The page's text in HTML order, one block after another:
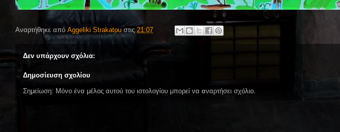
Αναρτήθηκε από Aggeliki Strakatou στις 21:07
Δεν υπάρχουν σχόλια:
Δημοσίευση σχολίου
Σημείωση: Μόνο ένα μέλος αυτού του ιστολογίου μπορεί να αναρτήσει σχόλιο.